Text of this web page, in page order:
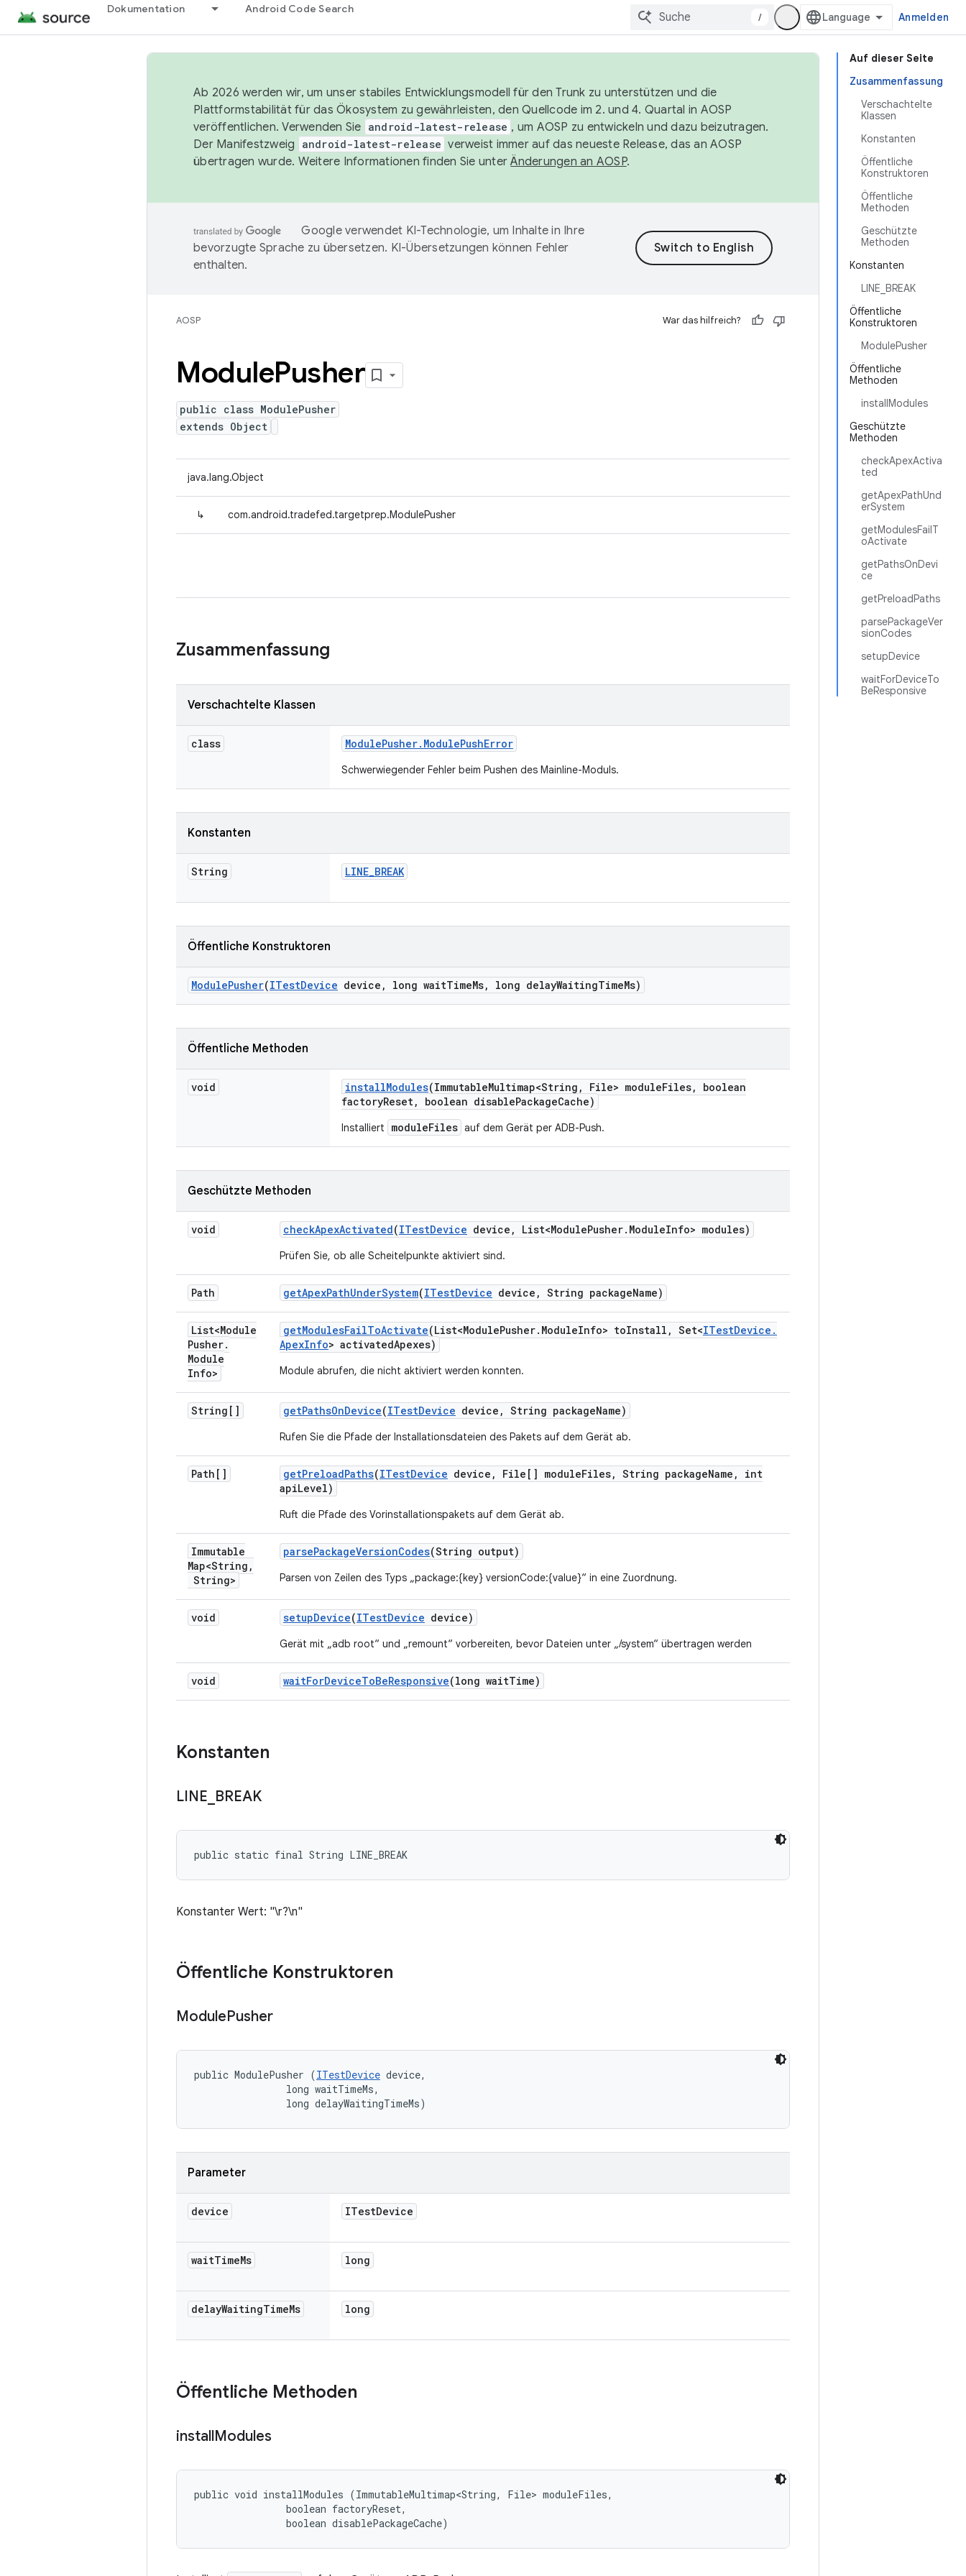
Dokumentation Android Code Search
/ Anmelden
Auf dieser Seite
Zusammenfassung
Verschachtelte
Klassen
Konstanten
Öffentliche
Konstruktoren
Öffentliche
Methoden
Geschützte
Methoden
Konstanten
LINE_BREAK
Öffentliche
Konstruktoren
ModulePusher
Öffentliche
Methoden
installModules
Geschützte
Methoden
checkApexActiva
ted
getApexPathUnd
erSystem
getModulesFailT
oActivate
getPathsOnDevi
ce
getPreloadPaths
parsePackageVer
sionCodes
setupDevice
waitForDeviceTo
BeResponsive
Ab 2026 werden wir, um unser stabiles Entwicklungsmodell für den Trunk zu unterstützen und die
Plattformstabilität für das Ökosystem zu gewährleisten, den Quellcode im 2. und 4. Quartal in AOSP
veröffentlichen. Verwenden Sie android-latest-release , um AOSP zu entwickeln und dazu beizutragen.
Der Manifestzweig
android-latest-release verweist immer auf das neueste Release, das an AOSP
übertragen wurde. Weitere Informationen finden Sie unterÄnderungen an AOSP.
Google verwendet KI-Technologie, um Inhalte in Ihre
bevorzugte Sprache zu übersetzen. KI-Übersetzungen können Fehler
enthalten.
AOSP War das hilfreich?
ModulePusher
public class ModulePusher
extends Object
java.lang.Object
↳ com.android.tradefed.targetprep.ModulePusher
Zusammenfassung
Verschachtelte Klassen
class ModulePusher. ModulePushError
Schwerwiegender Fehler beim Pushen des Mainline-Moduls.
Konstanten
String LINE_BREAK
Öffentliche Konstruktoren
ModulePusher(ITestDevice device , long waitTimeMs, long delayWaitingTimeMs)
Öffentliche Methoden
void installModules(ImmutableMultimap<String , File> moduleFiles,
boolean
factoryReset, boolean disablePackageCache)
Installiert moduleFiles auf dem Gerät per ADB-Push.
Geschützte Methoden
void checkApexActivated(ITestDevice device , List<ModulePusher. ModuleInfo> modules)
Prüfen Sie, ob alle Scheitelpunkte aktiviert sind.
Path getApexPathUnderSystem(ITestDevice device , String packageName)
List<Module
Pusher.
Module
Info>
getModulesFailToActivate(List<ModulePusher. ModuleInfo> toInstall , Set<ITestDevice .
ApexInfo> activatedApexes)
Module abrufen, die nicht aktiviert werden konnten.
String[] getPathsOnDevice(ITestDevice device , String packageName)
Rufen Sie die Pfade der Installationsdateien des Pakets auf dem Gerät ab.
Path[] getPreloadPaths(ITestDevice device , File[] moduleFiles, String packageName ,
int
apiLevel)
Ruft die Pfade des Vorinstallationspakets auf dem Gerät ab.
Immutable
Map<String ,
String>
parsePackageVersionCodes(String output)
Parsen von Zeilen des Typs „package:{key} versionCode:{value}“ in eine Zuordnung.
void setupDevice(ITestDevice device)
Gerät mit „adb root“ und „remount“ vorbereiten, bevor Dateien unter „/system“ übertragen werden
void waitForDeviceToBeResponsive(long waitTime)
Konstanten
LINE BREAK
public static final String LINE_BREAK
Konstanter Wert: "\r?\n"
Öffentliche Konstruktoren
ModulePusher
public ModulePusher (ITestDevice device,
                long waitTimeMs,
                long delayWaitingTimeMs)
Parameter
device ITestDevice
waitTimeMs long
delayWaitingTimeMs long
Öffentliche Methoden
installModules
public void installModules (ImmutableMultimap<String, File> moduleFiles,
                boolean factoryReset,
                boolean disablePackageCache)